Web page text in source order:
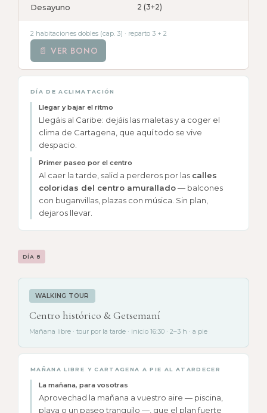
Desayuno 2 (3+2)
2 habitaciones dobles (cap. 3) · reparto 3 + 2
📄 VER BONO
DÍA DE ACLIMATACIÓN
Llegar y bajar el ritmo
Llegáis al Caribe: dejáis las maletas y a coger el
clima de Cartagena, que aquí todo se vive
despacio.
Primer paseo por el centro
Al caer la tarde, salid a perderos por las calles
coloridas del centro amurallado— balcones
con buganvillas, plazas con música. Sin plan,
dejaros llevar.
DÍA 8
WALKING TOUR
Centro histórico & Getsemaní
Mañana libre · tour por la tarde · inicio 16:30 · 2–3 h · a pie
MAÑANA LIBRE Y CARTAGENA A PIE AL ATARDECER
La mañana, para vosotras
Aprovechad la mañana a vuestro aire — piscina,
playa o un paseo tranquilo —, que el plan fuerte